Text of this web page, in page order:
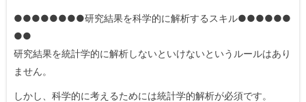
●●●●●●●●研究結果を科学的に解析するスキル●●●●●●
●●
研究結果を統計学的に解析しないといけないというルールはあり
ません。
しかし、科学的に考えるためには統計学的解析が必須です。